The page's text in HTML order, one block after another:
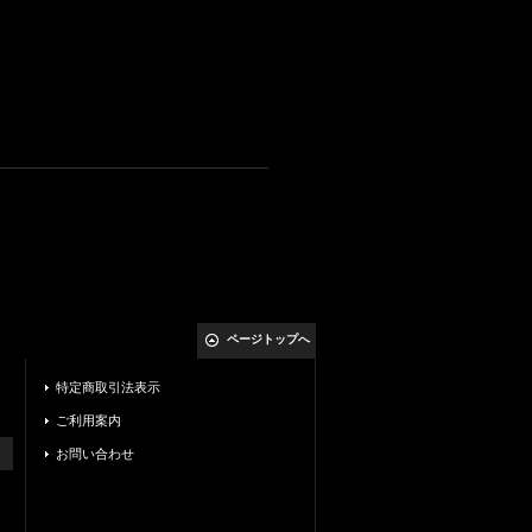
ページトップへ
特定商取引法表示
ご利用案内
お問い合わせ